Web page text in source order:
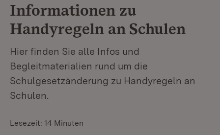
Informationen zu
Handyregeln an Schulen
Hier finden Sie alle Infos und
Begleitmaterialien rund um die
Schulgesetzänderung zu Handyregeln an
Schulen.
Lesezeit: 14 Minuten